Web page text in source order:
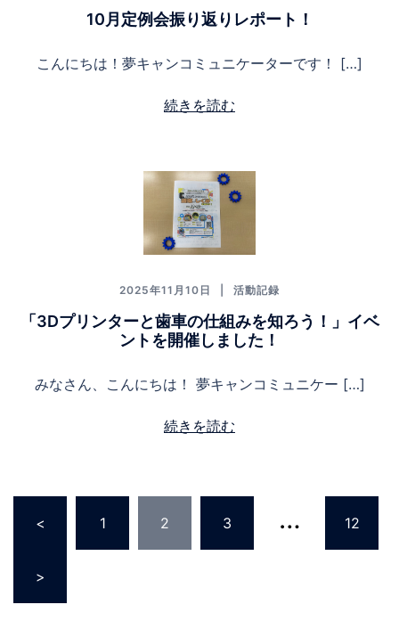
10月定例会振り返りレポート！
こんにちは！夢キャンコミュニケーターです！ […]
続きを読む
2025年11月10日 活動記録
「3Dプリンターと歯車の仕組みを知ろう！」イベ
ントを開催しました！
みなさん、こんにちは！ 夢キャンコミュニケー […]
続きを読む
投稿のページ送り
< 1 2 3 … 12
>